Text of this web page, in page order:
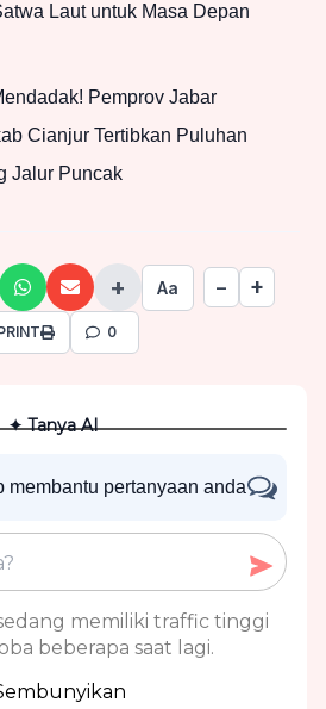
Laut untuk Masa Depan
Pemprov Jabar
Cianjur Tertibkan Puluhan
Jalur Puncak
+ Aa − +
0
✦ Tanya AI
membantu pertanyaan anda
memiliki traffic tinggi
beberapa saat lagi.